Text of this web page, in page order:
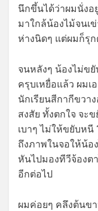
นึกขึ้นได้ว่าผมนั่งอ
มาใกล้น้องไม้จนเ
ห่างนิดๆ แต่ผมก็รุก
จนหลังๆ น้องไม่ขยั
ครุบเหยื่อแล้ว ผมเ
นักเรียนสีกากีขวา
สงสัย ทั้งตกใจ จะ
เบาๆ ไม่ให้ขยับหนี
ถึงภาพในจอให้น้
หันไปมองทีวีจ้องต
อีกต่อไป
ผมค่อยๆ คลึงต้นข